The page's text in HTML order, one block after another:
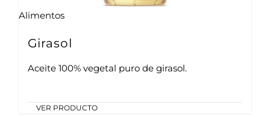
Alimentos
Girasol
Aceite 100% vegetal puro de girasol.
VER PRODUCTO